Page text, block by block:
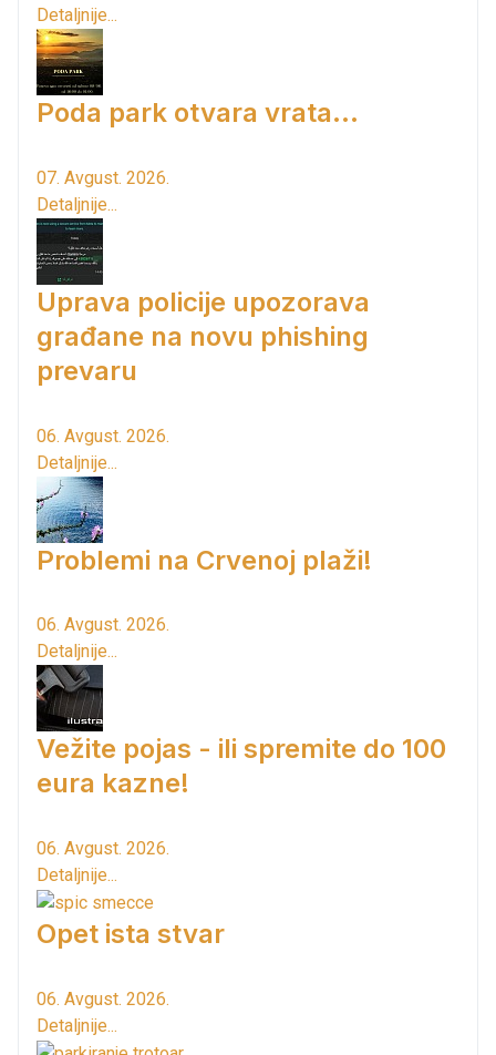
Detaljnije...
Poda park otvara vrata...
07. Avgust. 2026.
Detaljnije...
Uprava policije upozorava
građane na novu phishing
prevaru
06. Avgust. 2026.
Detaljnije...
Problemi na Crvenoj plaži!
06. Avgust. 2026.
Detaljnije...
Vežite pojas - ili spremite do 100
eura kazne!
06. Avgust. 2026.
Detaljnije...
Opet ista stvar
06. Avgust. 2026.
Detaljnije...